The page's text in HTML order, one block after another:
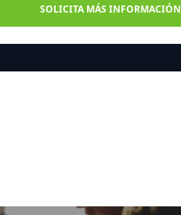
SOLICITA MÁS INFORMACIÓN